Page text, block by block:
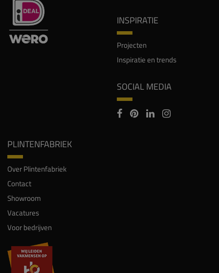
INSPIRATIE
Projecten
Inspiratie en trends
SOCIAL MEDIA
PLINTENFABRIEK
Over Plintenfabriek
Contact
Showroom
Vacatures
Voor bedrijven